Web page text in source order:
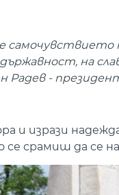
самочувствието
на
Радев -
и изрази
се срамиш да се